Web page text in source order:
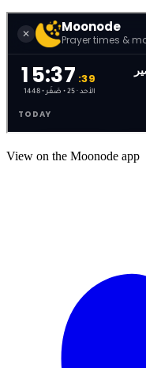
View on the Moonode app